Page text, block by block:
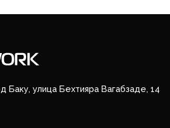
Баку, улица Бехтияра Вагабзаде, 14